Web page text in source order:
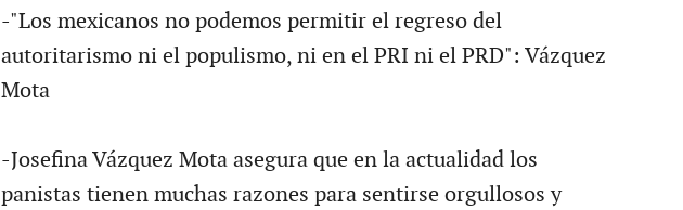
-"Los mexicanos no podemos permitir el regreso del
autoritarismo ni el populismo, ni en el PRI ni el PRD": Vázquez
Mota
-Josefina Vázquez Mota asegura que en la actualidad los
panistas tienen muchas razones para sentirse orgullosos y